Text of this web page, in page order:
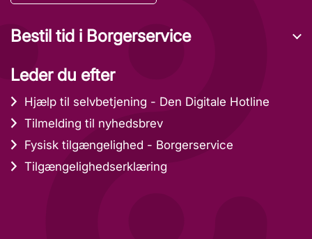
Bestil tid i Borgerservice
Leder du efter
Hjælp til selvbetjening - Den Digitale Hotline
Tilmelding til nyhedsbrev
Fysisk tilgængelighed - Borgerservice
Tilgængelighedserklæring